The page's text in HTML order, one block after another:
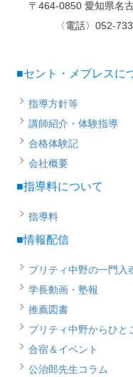
〒464-0850 愛知県名
〈電話〉052-
■セント・メプレスに
指導方針等
講師紹介・体験指導
合格体験記
会社概要
■指導料について
指導料
■情報配信
プリティ中野の一門入
学長動画・塾報
推薦図書
プリティ中野からひと
合宿＆イベント
公治郎先生コラム